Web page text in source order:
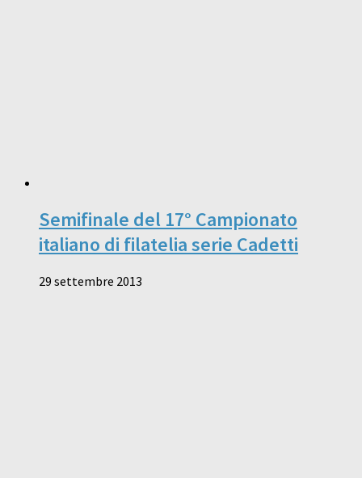
Semifinale del 17° Campionato
italiano di filatelia serie Cadetti
29 settembre 2013